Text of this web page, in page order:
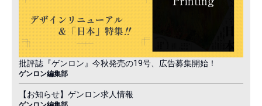
批評誌『ゲンロン』今秋発売の19号、広告募集開始！
ゲンロン編集部
【お知らせ】ゲンロン求人情報